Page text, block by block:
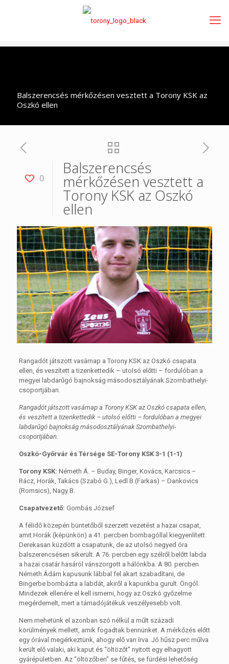
Balszerencsés mérkőzésen vesztett a Torony KSK az
Oszkó ellen
0
Balszerencsés
mérkőzésen vesztett a
Torony KSK az Oszkó
ellen
Rangadót játszott vasárnap a Torony KSK az Oszkó csapata
ellen, és veszített a tizenkettedik – utolsó előtti – fordulóban a
megyei labdarűgó bajnokság másodosztályának Szombathelyi-
csoportjában.
Rangadót játszott vasárnap a Torony KSK az Oszkó csapata ellen,
és veszített a tizenkettedik – utolsó előtti – fordulóban a megyei
labdarűgó bajnokság másodosztályának Szombathelyi-
csoportjában.
Oszkó-Győrvár és Térsége SE-Torony KSK 3-1 (1-1)
Torony KSK: Németh Á. – Buday, Binger, Kovács, Karcsics –
Rácz, Horák, Takács (Szabó G.), Ledl B.(Farkas) – Dankovics
(Romsics), Nagy B.
Csapatvezető: Gombás József
A félidő közepén büntetőből szerzett vezetést a hazai csapat,
amit Horák (képünkön) a 41. percben bombagóllal kiegyenlített.
Derekasan küzdött a csapatunk, de az utolsó negyed óra
balszerencsésen sikerült. A 76. percben egy szélről belőtt labda
a hazai csatár hasáról vánszorgott a hálónkba. A 80. percben
Németh Ádám kapusunk lábbal fel akart szabadítani, de
Bingerbe bombázta a labdát, akiről a kapunkba gurult. Öngól.
Mindezek ellenére el kell ismerni, hogy az Oszkó győzelme
megérdemelt, mert a támadójátékuk veszélyesebb volt.
Nem mehetünk el azonban szó nélkül a műlt századi
körülmények mellett, amik fogadtak bennünket. A mérkőzés előtt
egy órával megérkeztünk, ahogy elő van írva. Jó hűsz perc műlva
került elő valaki, aki kaput és “öltözőt” nyitott egy elhagyott
gyárépületben. Az “öltözőben” se fűtés, se fürdési lehetőség